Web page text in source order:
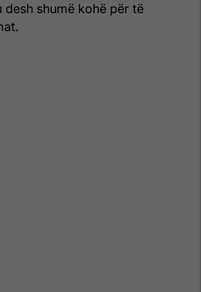
desh shumë kohë për të